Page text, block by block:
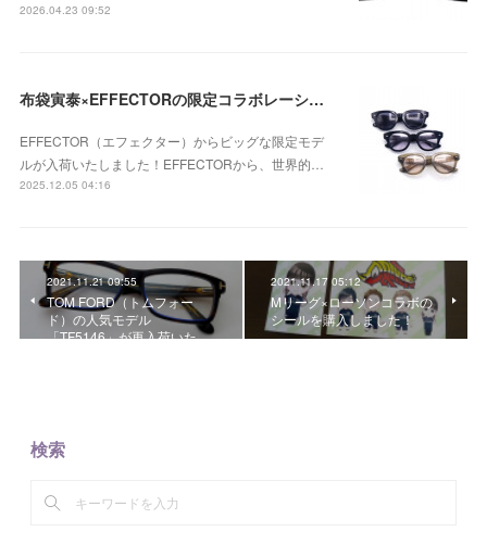
2026.04.23 09:52
布袋寅泰×EFFECTORの限定コラボレーションモデル 「UNISON HT」が入荷！
EFFECTOR（エフェクター）からビッグな限定モデ
ルが入荷いたしました！EFFECTORから、世界的…
2025.12.05 04:16
2021.11.21 09:55
TOM FORD（トムフォー
ド）の人気モデル
「TF5146」が再入荷いた…
2021.11.17 05:12
Mリーグ×ローソンコラボの
シールを購入しました！
検索